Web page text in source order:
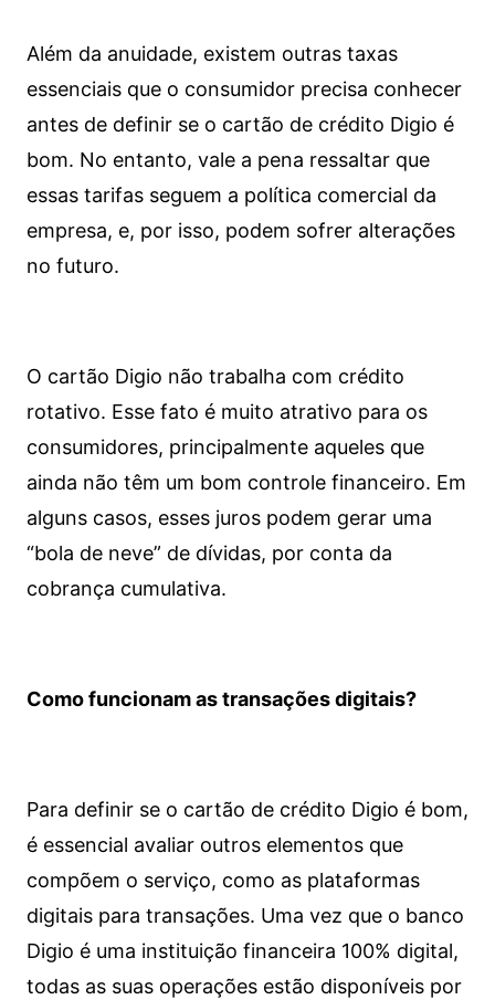
Além da anuidade, existem outras taxas
essenciais que o consumidor precisa conhecer
antes de definir se o cartão de crédito Digio é
bom. No entanto, vale a pena ressaltar que
essas tarifas seguem a política comercial da
empresa, e, por isso, podem sofrer alterações
no futuro.
O cartão Digio não trabalha com crédito
rotativo. Esse fato é muito atrativo para os
consumidores, principalmente aqueles que
ainda não têm um bom controle financeiro. Em
alguns casos, esses juros podem gerar uma
“bola de neve” de dívidas, por conta da
cobrança cumulativa.
Como funcionam as transações digitais?
Para definir se o cartão de crédito Digio é bom,
é essencial avaliar outros elementos que
compõem o serviço, como as plataformas
digitais para transações. Uma vez que o banco
Digio é uma instituição financeira 100% digital,
todas as suas operações estão disponíveis por